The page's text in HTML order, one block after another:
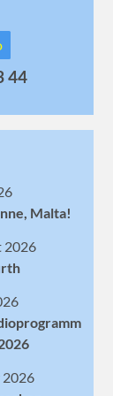
44
Malta!
2026
2026